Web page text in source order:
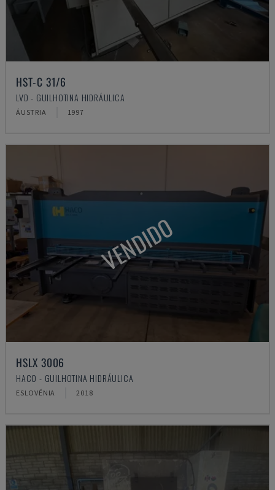
HST-C 31/6
LVD - GUILHOTINA HIDRÁULICA
ÁUSTRIA 1997
VENDIDO
HSLX 3006
HACO - GUILHOTINA HIDRÁULICA
ESLOVÉNIA 2018